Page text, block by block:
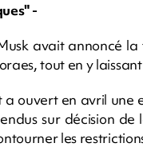
-
avait annoncé
tout en y
ouvert en avril une
sur décision
les